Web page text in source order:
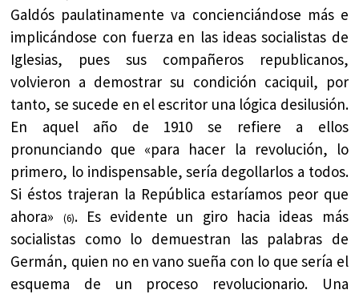
Galdós paulatinamente va concienciándose más e
implicándose con fuerza en las ideas socialistas de
Iglesias, pues sus compañeros republicanos,
volvieron a demostrar su condición caciquil, por
tanto, se sucede en el escritor una lógica desilusión.
En aquel año de 1910 se refiere a ellos
pronunciando que «para hacer la revolución, lo
primero, lo indispensable, sería degollarlos a todos.
Si éstos trajeran la República estaríamos peor que
ahora»
(6). Es evidente un giro hacia ideas más
socialistas como lo demuestran las palabras de
Germán, quien no en vano sueña con lo que sería el
esquema de un proceso revolucionario. Una